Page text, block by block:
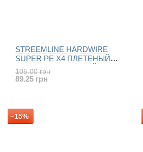
STREEMLINE HARDWIRE
SUPER PE X4 ПЛЕТЕНЫЙ
ШНУР РЫБОЛОВНЫЙ 100м
105.00 грн
89.25 грн
−15%